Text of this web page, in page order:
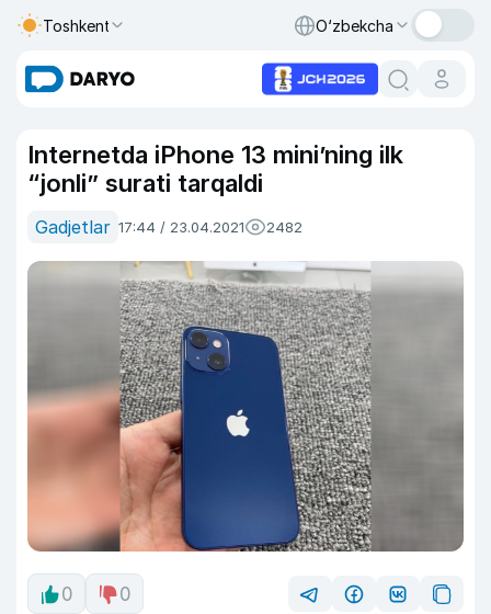
Toshkent O‘zbekcha
Internetda iPhone 13 mini’ning ilk
“jonli” surati tarqaldi
Gadjetlar 17:44 / 23.04.2021 2482
0 0